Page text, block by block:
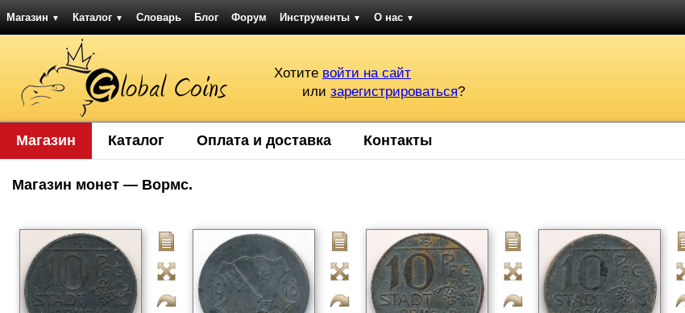
Магазин ▼ Каталог ▼ Словарь Блог Форум Инструменты ▼ О нас ▼
Хотите войти на сайт
или зарегистрироваться?
Магазин Каталог Оплата и доставка Контакты
Магазин монет — Вормс.